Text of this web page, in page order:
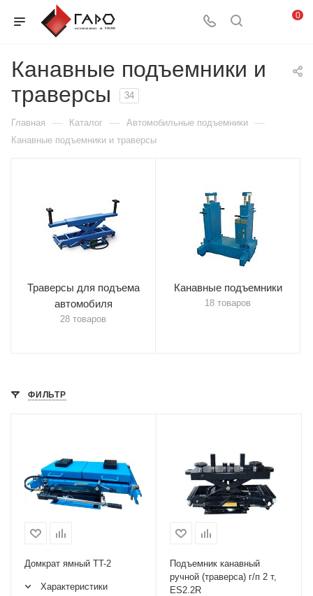
0
Канавные подъемники и
траверсы
34
Главная — Каталог — Автомобильные подъемники —
Канавные подъемники и траверсы
Траверсы для подъема
автомобиля
28 товаров
Канавные подъемники
18 товаров
ФИЛЬТР
Домкрат ямный TT-2
Характеристики
Подъемник канавный
ручной (траверса) г/п 2 т,
ES2.2R